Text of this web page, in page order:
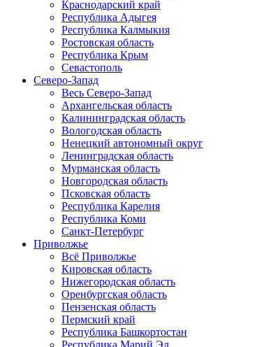
Краснодарский край
Республика Адыгея
Республика Калмыкия
Ростовская область
Республика Крым
Севастополь
Северо-Запад
Весь Северо-Запад
Архангельская область
Калининградская область
Вологодская область
Ненецкий автономный округ
Ленинградская область
Мурманская область
Новгородская область
Псковская область
Республика Карелия
Республика Коми
Санкт-Петербург
Приволжье
Всё Приволжье
Кировская область
Нижегородская область
Оренбургская область
Пензенская область
Пермский край
Республика Башкортостан
Республика Марий Эл